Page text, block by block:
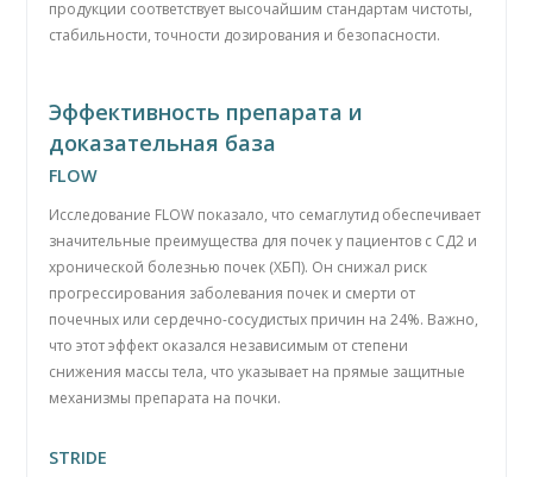
продукции соответствует высочайшим стандартам чистоты,
стабильности, точности дозирования и безопасности.
Эффективность препарата и
доказательная база
FLOW
Исследование FLOW показало, что семаглутид обеспечивает
значительные преимущества для почек у пациентов с СД2 и
хронической болезнью почек (ХБП). Он снижал риск
прогрессирования заболевания почек и смерти от
почечных или сердечно-сосудистых причин на 24%. Важно,
что этот эффект оказался независимым от степени
снижения массы тела, что указывает на прямые защитные
механизмы препарата на почки.
STRIDE